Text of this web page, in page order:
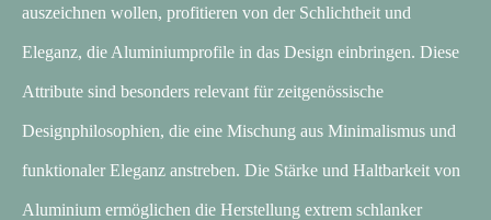
auszeichnen wollen, profitieren von der Schlichtheit und
Eleganz, die Aluminiumprofile in das Design einbringen. Diese
Attribute sind besonders relevant für zeitgenössische
Designphilosophien, die eine Mischung aus Minimalismus und
funktionaler Eleganz anstreben. Die Stärke und Haltbarkeit von
Aluminium ermöglichen die Herstellung extrem schlanker